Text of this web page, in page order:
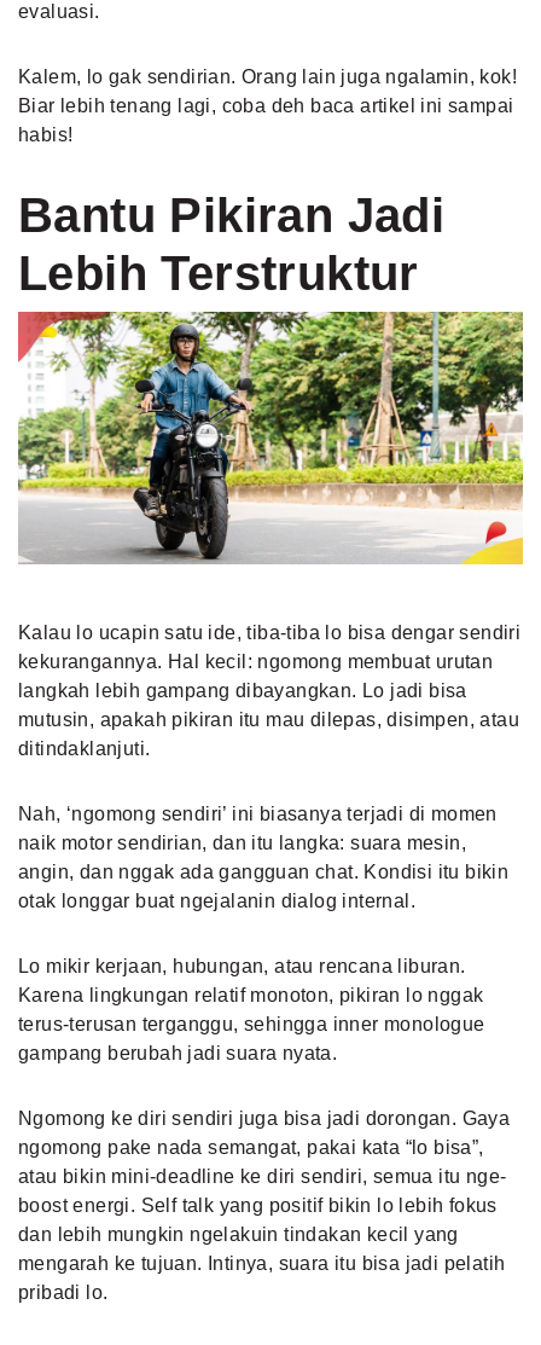
evaluasi.
Kalem, lo gak sendirian. Orang lain juga ngalamin, kok!
Biar lebih tenang lagi, coba deh baca artikel ini sampai
habis!
Bantu Pikiran Jadi
Lebih Terstruktur
Kalau lo ucapin satu ide, tiba-tiba lo bisa dengar sendiri
kekurangannya. Hal kecil: ngomong membuat urutan
langkah lebih gampang dibayangkan. Lo jadi bisa
mutusin, apakah pikiran itu mau dilepas, disimpen, atau
ditindaklanjuti.
Nah, ‘ngomong sendiri’ ini biasanya terjadi di momen
naik motor sendirian, dan itu langka: suara mesin,
angin, dan nggak ada gangguan chat. Kondisi itu bikin
otak longgar buat ngejalanin dialog internal.
Lo mikir kerjaan, hubungan, atau rencana liburan.
Karena lingkungan relatif monoton, pikiran lo nggak
terus-terusan terganggu, sehingga inner monologue
gampang berubah jadi suara nyata.
Ngomong ke diri sendiri juga bisa jadi dorongan. Gaya
ngomong pake nada semangat, pakai kata “lo bisa”,
atau bikin mini-deadline ke diri sendiri, semua itu nge-
boost energi. Self talk yang positif bikin lo lebih fokus
dan lebih mungkin ngelakuin tindakan kecil yang
mengarah ke tujuan. Intinya, suara itu bisa jadi pelatih
pribadi lo.